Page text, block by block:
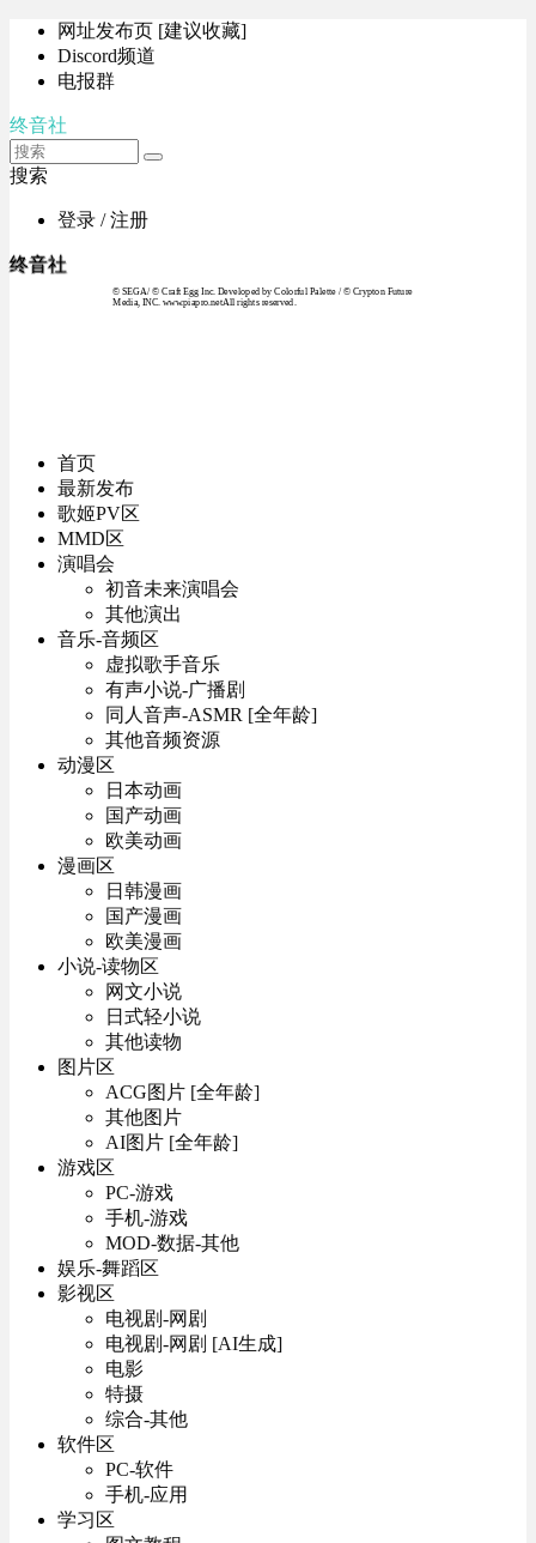
网址发布页 [建议收藏]
Discord频道
电报群
终音社
搜索
登录 / 注册
终音社
© SEGA / © Craft Egg Inc. Developed by Colorful Palette / © Crypton Future
Media, INC. www.piapro.netAll rights reserved.
首页
最新发布
歌姬PV区
MMD区
演唱会
初音未来演唱会
其他演出
音乐-音频区
虚拟歌手音乐
有声小说-广播剧
同人音声-ASMR [全年龄]
其他音频资源
动漫区
日本动画
国产动画
欧美动画
漫画区
日韩漫画
国产漫画
欧美漫画
小说-读物区
网文小说
日式轻小说
其他读物
图片区
ACG图片 [全年龄]
其他图片
AI图片 [全年龄]
游戏区
PC-游戏
手机-游戏
MOD-数据-其他
娱乐-舞蹈区
影视区
电视剧-网剧
电视剧-网剧 [AI生成]
电影
特摄
综合-其他
软件区
PC-软件
手机-应用
学习区